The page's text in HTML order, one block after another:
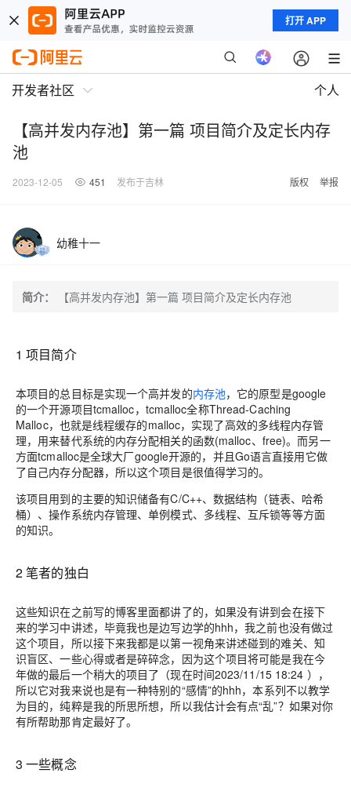
打开 APP
开发者社区 个人
【高并发内存池】第一篇 项目简介及定长内存
池
2023-12-05 451 发布于吉林 版权 举报
幼稚十一
简介： 【高并发内存池】第一篇 项目简介及定长内存池
1 项目简介
本项目的总目标是实现一个高并发的内存池，它的原型是google
的一个开源项目tcmalloc，tcmalloc全称Thread-Caching
Malloc，也就是线程缓存的malloc，实现了高效的多线程内存管
理，用来替代系统的内存分配相关的函数(malloc、free)。而另一
方面tcmalloc是全球大厂google开源的，并且Go语言直接用它做
了自己内存分配器，所以这个项目是很值得学习的。
该项目用到的主要的知识储备有C/C++、数据结构（链表、哈希
桶）、操作系统内存管理、单例模式、多线程、互斥锁等等方面
的知识。
2 笔者的独白
这些知识在之前写的博客里面都讲了的，如果没有讲到会在接下
来的学习中讲述，毕竟我也是边写边学的hhh，我之前也没有做过
这个项目，所以接下来我都是以第一视角来讲述碰到的难关、知
识盲区、一些心得或者是碎碎念，因为这个项目将可能是我在今
年做的最后一个稍大的项目了（现在时间2023/11/15 18:24 ），
所以它对我来说也是有一种特别的“感情”的hhh，本系列不以教学
为目的，纯粹是我的所思所想，所以我估计会有点“乱”？如果对你
有所帮助那肯定最好了。
3 一些概念